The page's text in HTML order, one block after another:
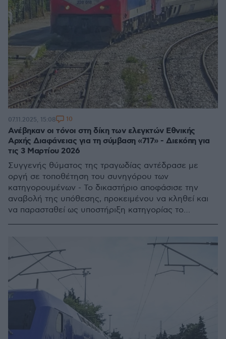
Ανέβηκαν οι τόνοι στη δίκη των ελεγκτών Εθνικής
Αρχής Διαφάνειας για τη σύμβαση «717» - Διεκόπη για
τις 3 Μαρτίου 2026
Συγγενής θύματος της τραγωδίας αντέδρασε με
οργή σε τοποθέτηση του συνηγόρου των
κατηγορουμένων - Το δικαστήριο αποφάσισε την
αναβολή της υπόθεσης, προκειμένου να κληθεί και
να παρασταθεί ως υποστήριξη κατηγορίας το
07.11.2025, 15:08 10